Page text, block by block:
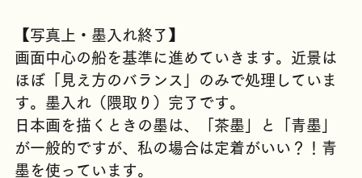
【写真上・墨入れ終了】
画面中心の船を基準に進めていきます。近景は
ほぼ「見え方のバランス」のみで処理していま
す。墨入れ（隈取り）完了です。
日本画を描くときの墨は、「茶墨」と「青墨」
が一般的ですが、私の場合は定着がいい？！青